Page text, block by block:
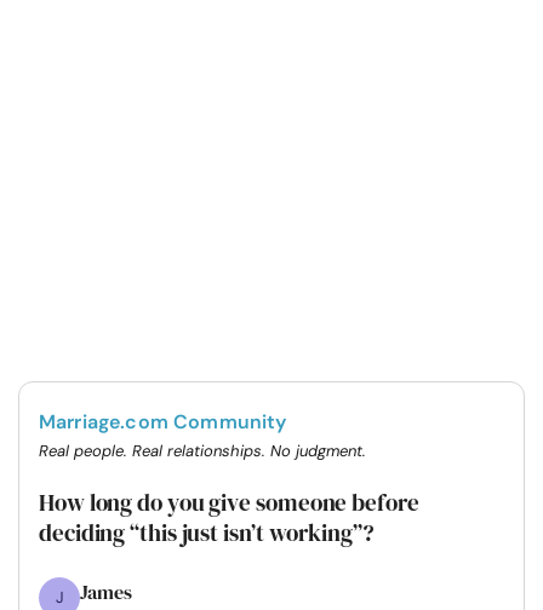
Marriage.com Community
Real people. Real relationships. No judgment.
How long do you give someone before
deciding “this just isn’t working”?
J James